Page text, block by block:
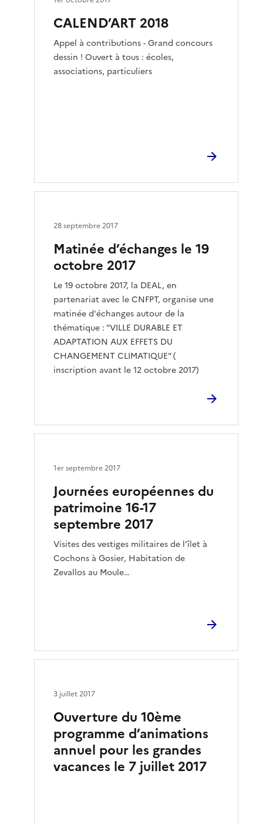
CALEND’ART 2018
Appel à contributions - Grand concours
dessin ! Ouvert à tous : écoles,
associations, particuliers
Matinée d’échanges le 19
octobre 2017
Le 19 octobre 2017, la DEAL, en
partenariat avec le CNFPT, organise une
matinée d'échanges autour de la
thématique : "VILLE DURABLE ET
ADAPTATION AUX EFFETS DU
CHANGEMENT CLIMATIQUE" (
inscription avant le 12 octobre 2017)
28 septembre 2017
Journées européennes du
patrimoine 16-17
septembre 2017
Visites des vestiges militaires de l’îlet à
Cochons à Gosier, Habitation de
Zevallos au Moule…
1er septembre 2017
Ouverture du 10ème
programme d’animations
annuel pour les grandes
vacances le 7 juillet 2017
3 juillet 2017